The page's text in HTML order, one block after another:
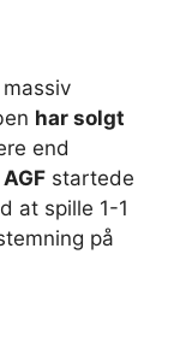
har solgt
end
AGF startede
at spille 1-1
på